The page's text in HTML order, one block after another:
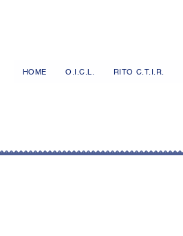
HOME O.I.C.L. RITO C.T.I.R.